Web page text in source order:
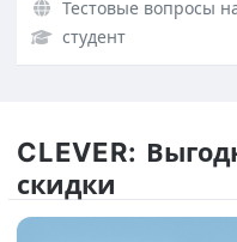
Тестовые вопросы
студент
CLEVER:
скидки